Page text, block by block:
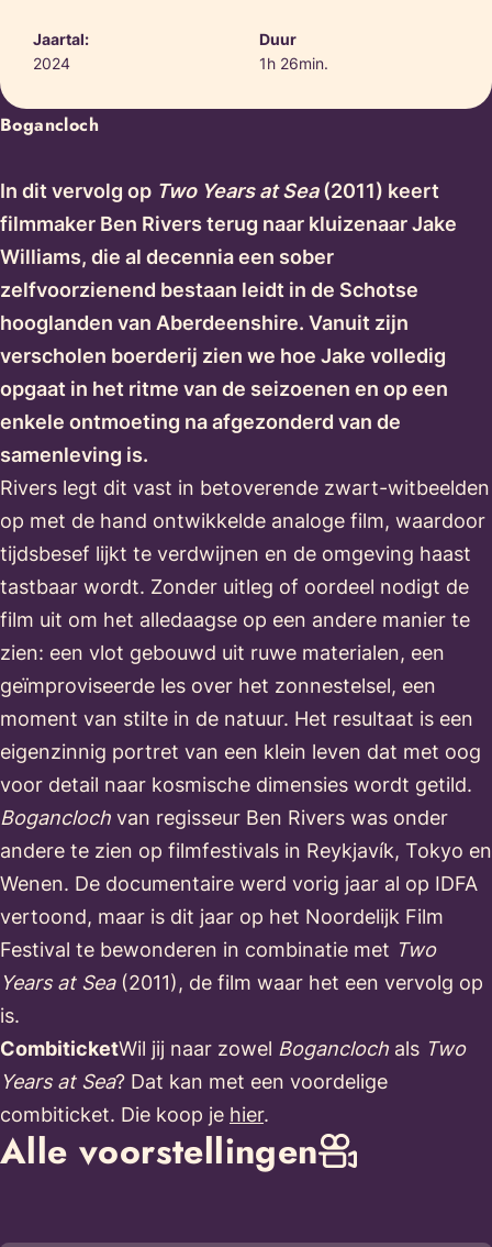
Jaartal:
2024
Duur
1h 26min.
Bogancloch
In dit vervolg op Two Years at Sea(2011) keert
filmmaker Ben Rivers terug naar kluizenaar Jake
Williams, die al decennia een sober
zelfvoorzienend bestaan leidt in de Schotse
hooglanden van Aberdeenshire. Vanuit zijn
verscholen boerderij zien we hoe Jake volledig
opgaat in het ritme van de seizoenen en op een
enkele ontmoeting na afgezonderd van de
samenleving is.
Rivers legt dit vast in betoverende zwart-witbeelden
op met de hand ontwikkelde analoge film, waardoor
tijdsbesef lijkt te verdwijnen en de omgeving haast
tastbaar wordt. Zonder uitleg of oordeel nodigt de
film uit om het alledaagse op een andere manier te
zien: een vlot gebouwd uit ruwe materialen, een
geïmproviseerde les over het zonnestelsel, een
moment van stilte in de natuur. Het resultaat is een
eigenzinnig portret van een klein leven dat met oog
voor detail naar kosmische dimensies wordt getild.
Bogancloch van regisseur Ben Rivers was onder
andere te zien op filmfestivals in Reykjavík, Tokyo en
Wenen. De documentaire werd vorig jaar al op IDFA
vertoond, maar is dit jaar op het Noordelijk Film
Festival te bewonderen in combinatie met Two
Years at Sea(2011), de film waar het een vervolg op
is.
CombiticketWil jij naar zowel Bogancloch als Two
Years at Sea? Dat kan met een voordelige
combiticket. Die koop je hier.
Alle voorstellingen